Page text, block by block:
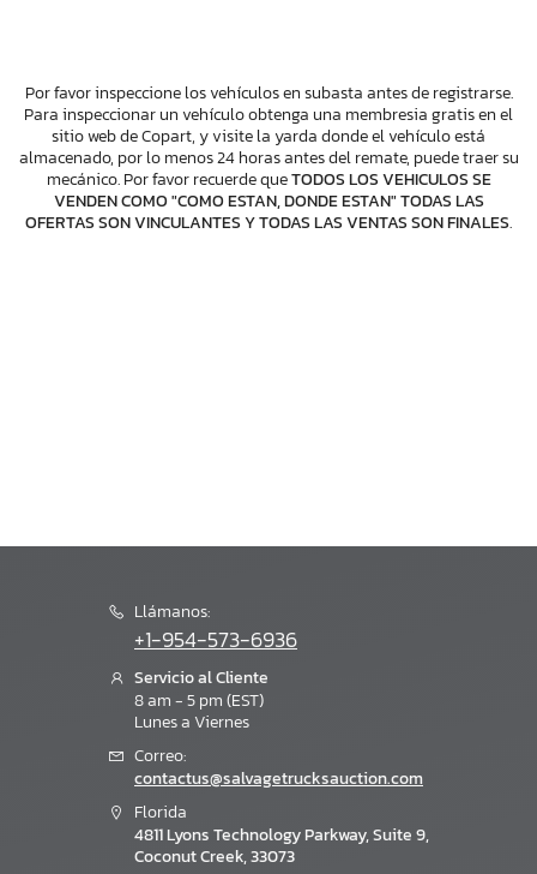
Por favor inspeccione los vehículos en subasta antes de registrarse.
Para inspeccionar un vehículo obtenga una membresia gratis en el
sitio web de Copart, y visite la yarda donde el vehículo está
almacenado, por lo menos 24 horas antes del remate, puede traer su
mecánico. Por favor recuerde queTODOS LOS VEHICULOS SE
VENDEN COMO "COMO ESTAN, DONDE ESTAN" TODAS LAS
OFERTAS SON VINCULANTES Y TODAS LAS VENTAS SON FINALES.
Llámanos:
+1-954-573-6936
Servicio al Cliente
8 am - 5 pm (EST)
Lunes a Viernes
Correo:
contactus@salvagetrucksauction.com
Florida
4811 Lyons Technology Parkway, Suite 9,
Coconut Creek, 33073